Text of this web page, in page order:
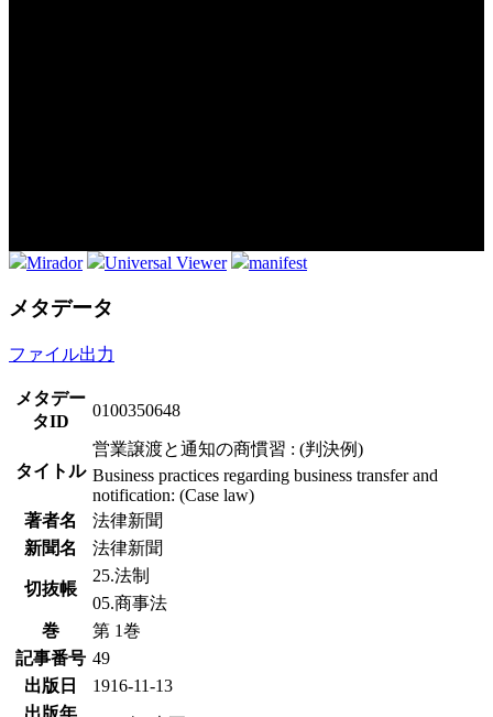
Mirador Universal Viewer manifest
メタデータ
ファイル出力
メタデー
タID
0100350648
タイトル
営業譲渡と通知の商慣習 : (判決例)
Business practices regarding business transfer and
notification: (Case law)
著者名
法律新聞
新聞名
法律新聞
切抜帳
25.法制
05.商事法
巻
第 1巻
記事番号 49
出版日
1916-11-13
出版年